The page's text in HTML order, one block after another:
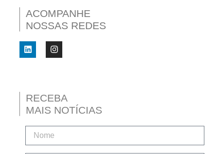
ACOMPANHE
NOSSAS REDES
RECEBA
MAIS NOTÍCIAS